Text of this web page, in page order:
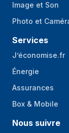
Image et Son
Photo et
Services
J’économise.fr
Énergie
Assurances
Box & Mobile
Nous suivre